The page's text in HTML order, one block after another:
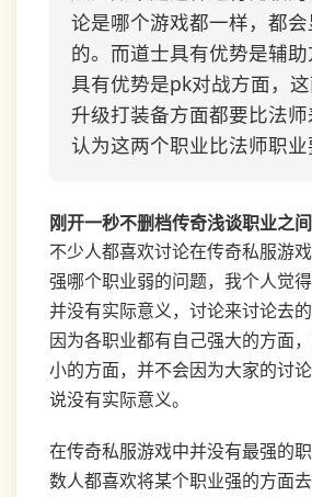
论是哪个游戏都一样，都
的。而道士具有优势是辅
具有优势是pk对战方面，
升级打装备方面都要比法
认为这两个职业比法师职业
刚开一秒不删档传奇浅谈职业之
不少人都喜欢讨论在传奇私服游
强哪个职业弱的问题，我个人觉
并没有实际意义，讨论来讨论去的
因为各职业都有自己强大的方面
小的方面，并不会因为大家的讨
说没有实际意义。
在传奇私服游戏中并没有最强的
数人都喜欢将某个职业强的方面